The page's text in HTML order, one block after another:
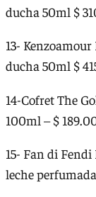
ducha 50ml $
13-
ducha 50ml $
14-Cofret The
100ml – $
15- Fan di Fendi
leche